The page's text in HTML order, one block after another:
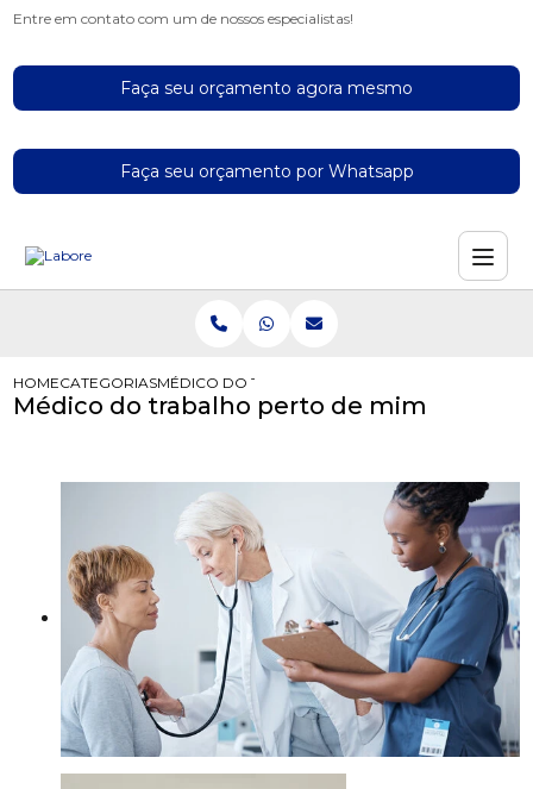
Entre em contato com um de nossos especialistas!
Faça seu orçamento agora mesmo
Faça seu orçamento por Whatsapp
HOMECATEGORIASMÉDICO DO TRABALHO PERTO DE MIM
Médico do trabalho perto de mim